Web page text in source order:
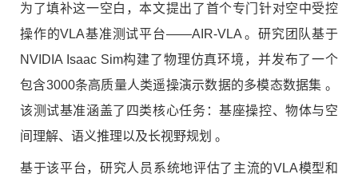
为了填补这一空白，本文提出了首个专门针对空中受控
操作的VLA基准测试平台——AIR-VLA 。研究团队基于
NVIDIA Isaac Sim构建了物理仿真环境，并发布了一个
包含3000条高质量人类遥操演示数据的多模态数据集 。
该测试基准涵盖了四类核心任务：基座操控、物体与空
间理解、语义推理以及长视野规划 。
基于该平台，研究人员系统地评估了主流的VLA模型和